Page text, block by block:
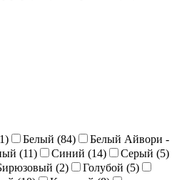
1) Белый (84)
Белый Айвори -
(11) Синий (14) Серый (5)
(2) Голубой (5)